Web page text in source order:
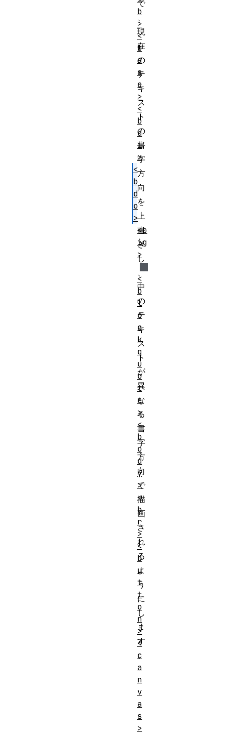
で
、
現
在
の
テ
キ
ス
ト
の
書
字
方
向
を
上
書
き
し
、
中
の
テ
キ
ス
ト
が
異
な
る
書
字
方
向
で
描
画
さ
れ
る
よ
う
に
し
ま
す
。
b
>
<
b
a
s
e
>
<
b
d
i
>
<
b
d
o
>
<b
ig
>
<
b
l
o
c
k
q
u
o
t
e
>
<
b
o
d
y
>
<
b
r
>
<
b
u
t
t
o
n
>
<
c
a
n
v
a
s
>